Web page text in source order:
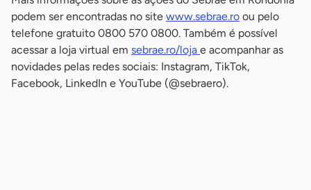
podem ser encontradas no site www.sebrae.ro ou pelo
telefone gratuito 0800 570 0800. Também é possível
acessar a loja virtual em sebrae.ro/loja e acompanhar as
novidades pelas redes sociais: Instagram, TikTok,
Facebook, LinkedIn e YouTube (@sebraero).